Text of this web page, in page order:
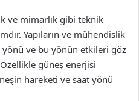
ve mimarlık gibi teknik
Yapıların ve mühendislik
yönü ve bu yönün etkileri göz
güneş enerjisi
hareketi ve saat yönü